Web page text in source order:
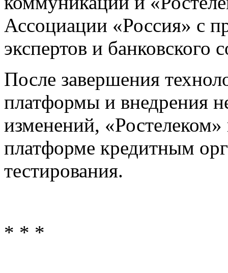
Ассоциации «Россия» с
экспертов и банковского
После завершения
платформы и внедрения
изменений, «Ростелеком»
платформе кредитным
тестирования.
* * *